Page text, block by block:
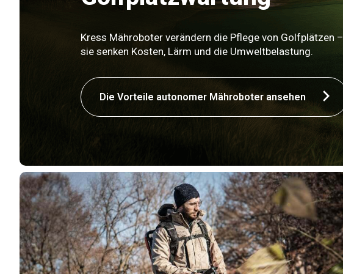
Kress Mähroboter verändern die Pflege von Golfplätzen –
sie senken Kosten, Lärm und die Umweltbelastung.
Die Vorteile autonomer Mähroboter ansehen